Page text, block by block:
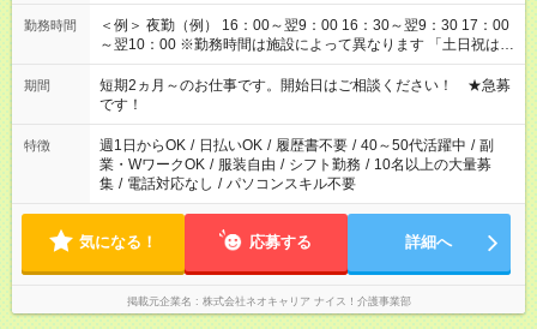
勤務時間
＜例＞ 夜勤（例） 16：00～翌9：00 16：30～翌9：30 17：00
～翌10：00 ※勤務時間は施設によって異なります 「土日祝は休
みたい」 「しっかり稼ぎたい」 「もう少し遅い時間から始めた
い」など ご希望にあったお仕事をご案内いたします。 ※未経験
の方の場合は1～2ヶ月間は日中での仕事を経験いただき、 お
仕事に慣れてからの夜勤になります。 ★家庭の都合でお休みが
必要な場合も遠慮なくご相談ください。
期間
短期2ヵ月～のお仕事です。開始日はご相談ください！ ★急募
です！
特徴 週1日からOK / 日払いOK / 履歴書不要 / 40～50代活躍中 / 副
業・WワークOK / 服装自由 / シフト勤務 / 10名以上の大量募
集 / 電話対応なし / パソコンスキル不要
気になる！ 応募する 詳細へ
掲載元企業名 株式会社ネオキャリア ナイス！介護事業部